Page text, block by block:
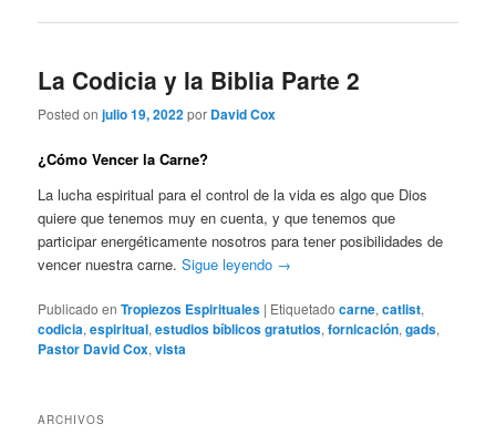
La Codicia y la Biblia Parte 2
Posted onjulio 19, 2022por David Cox
¿Cómo Vencer la Carne?
La lucha espiritual para el control de la vida es algo que Dios
quiere que tenemos muy en cuenta, y que tenemos que
participar energéticamente nosotros para tener posibilidades de
vencer nuestra carne.Sigue leyendo →
Publicado en Tropiezos Espirituales | Etiquetado carne,catlist,
codicia,espiritual,estudios bíblicos gratutios,fornicación,gads,
Pastor David Cox,vista
ARCHIVOS